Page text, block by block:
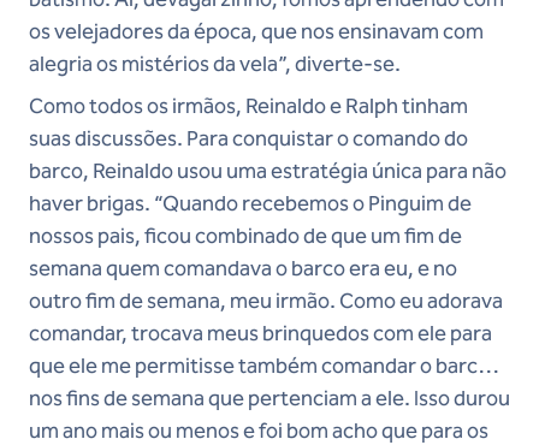
os velejadores da época, que nos ensinavam com
alegria os mistérios da vela”, diverte-se.
Como todos os irmãos, Reinaldo e Ralph tinham
suas discussões. Para conquistar o comando do
barco, Reinaldo usou uma estratégia única para não
haver brigas. “Quando recebemos o Pinguim de
nossos pais, ficou combinado de que um fim de
semana quem comandava o barco era eu, e no
outro fim de semana, meu irmão. Como eu adorava
comandar, trocava meus brinquedos com ele para
que ele me permitisse também comandar o barco
nos fins de semana que pertenciam a ele. Isso durou
um ano mais ou menos e foi bom acho que para os